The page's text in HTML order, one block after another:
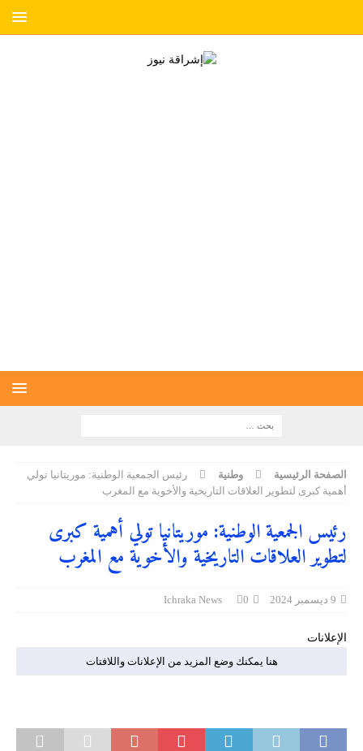
الصفحة الرئيسية وطنية
رئيس الجمعية الوطنية: موريتانيا تولي
أهمية كبرى لتطوير العلاقات التاريخية والأخوية مع المغرب
رئيس الجمعية الوطنية: موريتانيا تولي أهمية كبرى
لتطوير العلاقات التاريخية والأخوية مع المغرب
9 ديسمبر 2024 Ichraka News 0
الإعلانات
هنا يمكنك وضع المزيد من الإعلانات واللافتات